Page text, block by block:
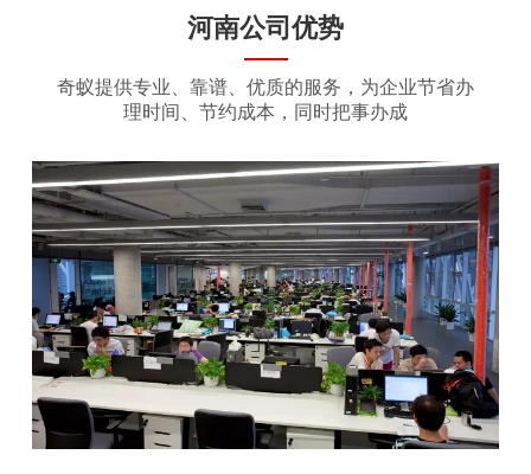
河南公司优势
奇蚁提供专业、靠谱、优质的服务，为企业节省办
理时间、节约成本，同时把事办成